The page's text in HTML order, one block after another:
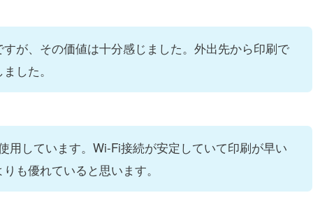
が、その価値は十分感じました。外出先から印刷で
した。
用しています。Wi-Fi接続が安定していて印刷が早い
も優れていると思います。